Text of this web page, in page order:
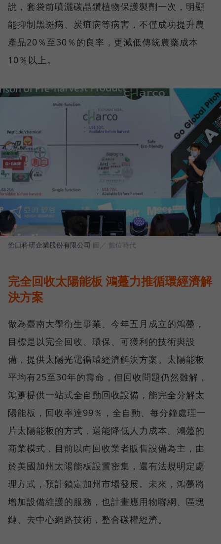
說，套袋前噴灑碳晶鑽植物保護製劑一次，明顯
能抑制黑斑病、炭疽病等病害，不僅成功提升農
產品20％至30％的良率，更減低傳統農藥成本
10％以上。
恰口科研企業股份有限公司 圖／ 數位時代
完全回收太陽能板 鴻躉力推循環經濟解
決方案
做為臺南大學衍生事業、今年五月成立的鴻躉，
目標是以完全回收、環保、可獲利的技術與設
備，提供太陽光電循環經濟解決方案。太陽能板
平均有25至30年的壽命，但回收問題仍然難解，
鴻躉提供一站式全自動回收設備，能完全分解太
陽能板，回收率達99％，全自動、每分鐘處理一
片太陽能板的方式，還能降低人力成本。鴻躉的
商業模式，目前以向回收業者販售設備為主，由
於美國加州太陽能板設置密集，還有法規明定處
理方式，預計鎖定加州市場發展。未來，鴻躉將
增加設備維護的服務，也計畫應用物聯網、區塊
鏈、去中心網路技術，整合碳權經濟。